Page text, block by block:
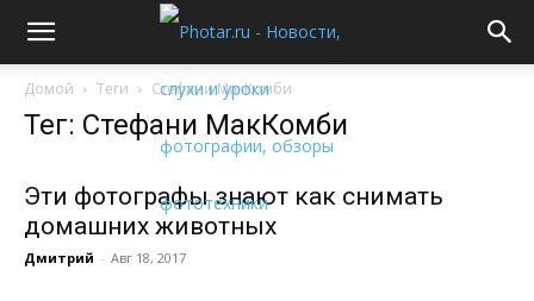
Домой Теги Стефани МакКомби
Тег: Стефани МакКомби
Эти фотографы знают как снимать
домашних животных
Дмитрий - Авг 18, 2017